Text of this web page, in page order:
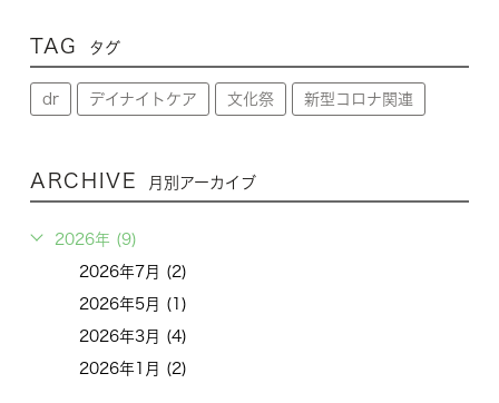
TAG タグ
dr デイナイトケア 文化祭 新型コロナ関連
ARCHIVE 月別アーカイブ
2026年 (9)
2026年7月 (2)
2026年5月 (1)
2026年3月 (4)
2026年1月 (2)